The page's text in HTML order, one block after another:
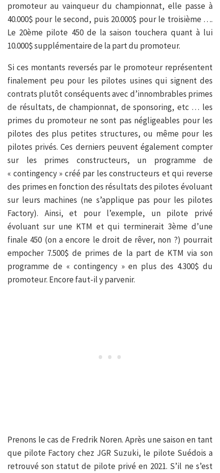
promoteur au vainqueur du championnat, elle passe à
40.000$ pour le second, puis 20.000$ pour le troisième ….
Le 20ème pilote 450 de la saison touchera quant à lui
10.000$ supplémentaire de la part du promoteur.
Si ces montants reversés par le promoteur représentent
finalement peu pour les pilotes usines qui signent des
contrats plutôt conséquents avec d’innombrables primes
de résultats, de championnat, de sponsoring, etc … les
primes du promoteur ne sont pas négligeables pour les
pilotes des plus petites structures, ou même pour les
pilotes privés. Ces derniers peuvent également compter
sur les primes constructeurs, un programme de
« contingency » créé par les constructeurs et qui reverse
des primes en fonction des résultats des pilotes évoluant
sur leurs machines (ne s’applique pas pour les pilotes
Factory). Ainsi, et pour l’exemple, un pilote privé
évoluant sur une KTM et qui terminerait 3ème d’une
finale 450 (on a encore le droit de rêver, non ?) pourrait
empocher 7.500$ de primes de la part de KTM via son
programme de « contingency » en plus des 4.300$ du
promoteur. Encore faut-il y parvenir.
Prenons le cas de Fredrik Noren. Après une saison en tant
que pilote Factory chez JGR Suzuki, le pilote Suédois a
retrouvé son statut de pilote privé en 2021. S’il ne s’est